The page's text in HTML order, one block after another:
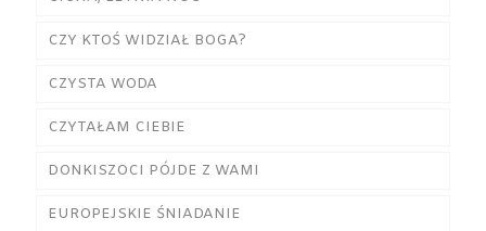
CZY KTOŚ WIDZIAŁ BOGA?
CZYSTA WODA
CZYTAŁAM CIEBIE
DONKISZOCI PÓJDE Z WAMI
EUROPEJSKIE ŚNIADANIE